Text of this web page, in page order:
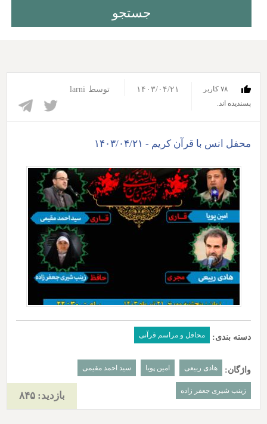
۷۸ کاربر
پسندیده اند.‎
۱۴۰۳/۰۴/۲۱ توسط larni
محفل انس با قرآن کریم - ۱۴۰۳/۰۴/۲۱
دسته بندی: محافل و مراسم قرآنی
واژگان: هادی ربیعی امین پویا سید احمد مقیمی
زینب شیری جعفر زاده بازدید: ۸۴۵